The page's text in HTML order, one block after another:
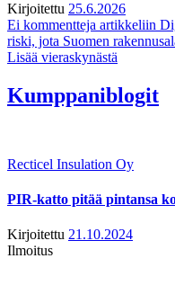
Kirjoitettu 25.6.2026
Ei kommentteja artikkeliin
riski, jota Suomen
Lisää vieraskynästä
Kumppaniblogit
Recticel Insulation Oy
PIR-katto pitää pintansa
Kirjoitettu 21.10.2024
Ilmoitus